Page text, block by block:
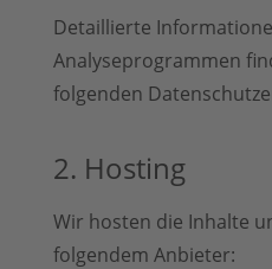
Detaillierte
Analyseprogrammen
folgenden
2. Hosting
Wir hosten die Inhalte
folgendem Anbieter: